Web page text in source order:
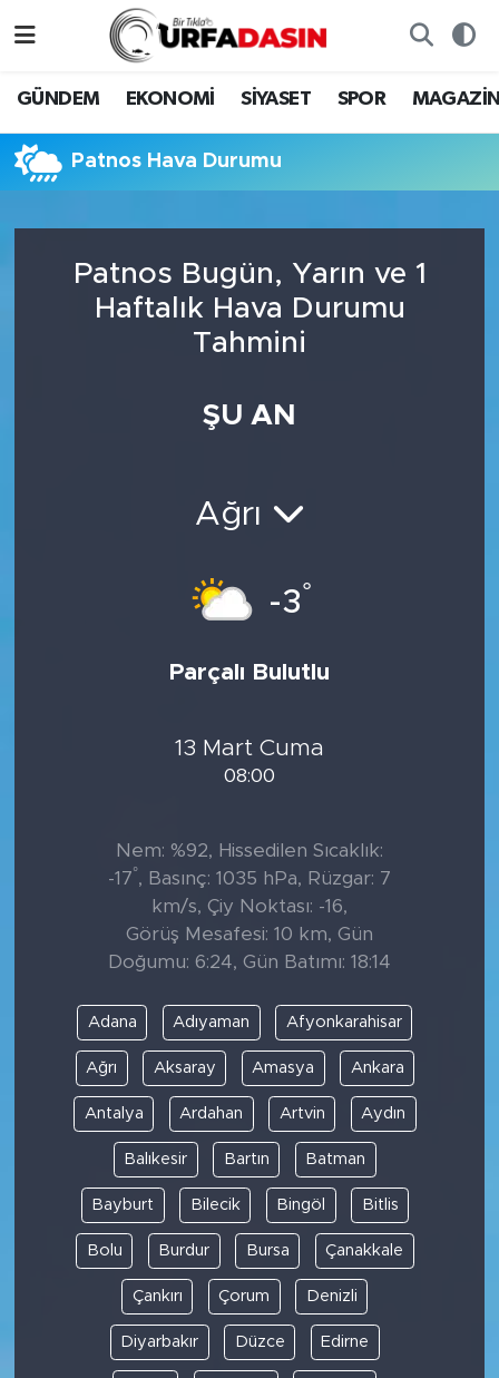
GÜNDEM EKONOMİ SİYASET SPOR
Patnos Hava Durumu
Patnos Bugün, Yarın ve 1
Haftalık Hava Durumu
Tahmini
ŞU AN
Ağrı
-3°
Parçalı Bulutlu
13 Mart Cuma
08:00
Nem: %92, Hissedilen Sıcaklık:
-17°, Basınç: 1035 hPa, Rüzgar: 7
km/s, Çiy Noktası: -16,
Görüş Mesafesi: 10 km, Gün
Doğumu: 6:24, Gün Batımı: 18:14
Adana Adıyaman Afyonkarahisar
Ağrı Aksaray Amasya Ankara
Antalya Ardahan Artvin Aydın
Balıkesir Bartın Batman
Bayburt Bilecik Bingöl Bitlis
Bolu Burdur Bursa Çanakkale
Çankırı Çorum Denizli
Diyarbakır Düzce Edirne
MAGAZİN
Nöbetçi Eczaneler
Süper Lig Puan Durumu ve Fikstür
Son Dakika Haberleri